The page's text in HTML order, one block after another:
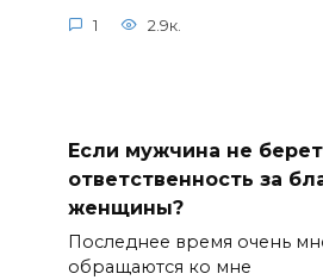
1 2.9к.
Если мужчина не берет
ответственность за
женщины?
Последнее время очень
обращаются ко мне